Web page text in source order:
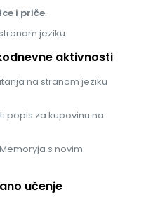
i priče.
jeziku.
aktivnosti
na stranom jeziku
popis za kupovinu na
s novim
učenje